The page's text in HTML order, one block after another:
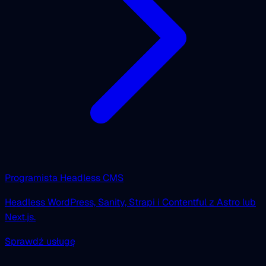
Programista Headless CMS
Headless WordPress, Sanity, Strapi i Contentful z Astro lub
Next.js.
Sprawdź usługę